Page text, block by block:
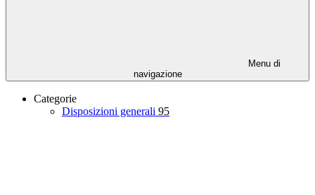
Menu di
navigazione
Categorie
Disposizioni generali 95